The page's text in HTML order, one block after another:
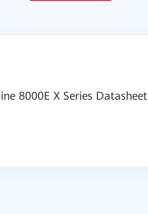
8000E X Series Datasheet